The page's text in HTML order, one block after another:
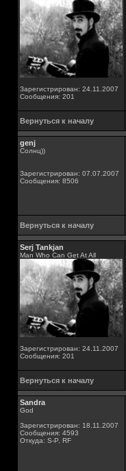
Зарегистрирован: 24.11.2007
Сообщения: 201
Вернуться к началу
genj
Солнц))
Зарегистрирован: 07.07.2007
Сообщения: 8506
Вернуться к началу
Serj Tankjan
Man Who Can Get At All
Зарегистрирован: 24.11.2007
Сообщения: 201
Вернуться к началу
Sandra
God
Зарегистрирован: 18.11.2007
Сообщения: 4593
Откуда: S-P, RF